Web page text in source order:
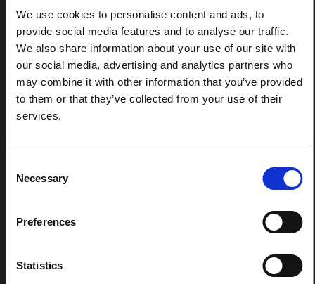
We use cookies to personalise content and ads, to
provide social media features and to analyse our traffic.
We also share information about your use of our site with
our social media, advertising and analytics partners who
may combine it with other information that you’ve provided
to them or that they’ve collected from your use of their
services.
Selection
Necessary
Preferences
Statistics
ARTICLE
Note contextuelle sur l'épidémie
d'Ebola Bundibugyo en Ituri (2026)
Cette note fournit un contexte sur la province de l'Ituri,
actuellement touchée par une épidémie d'Ebola
Bundibugyo. La note n'aborde pas directement
2026